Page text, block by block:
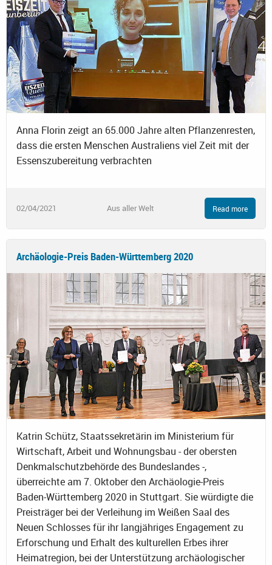
Anna Florin zeigt an 65.000 Jahre alten Pflanzenresten,
dass die ersten Menschen Australiens viel Zeit mit der
Essenszubereitung verbrachten
02/04/2021 Aus aller Welt Read more
Archäologie-Preis Baden-Württemberg 2020
Katrin Schütz, Staatssekretärin im Ministerium für
Wirtschaft, Arbeit und Wohnungsbau - der obersten
Denkmalschutzbehörde des Bundeslandes -,
überreichte am 7. Oktober den Archäologie-Preis
Baden-Württemberg 2020 in Stuttgart. Sie würdigte die
Preisträger bei der Verleihung im Weißen Saal des
Neuen Schlosses für ihr langjähriges Engagement zu
Erforschung und Erhalt des kulturellen Erbes ihrer
Heimatregion, bei der Unterstützung archäologischer